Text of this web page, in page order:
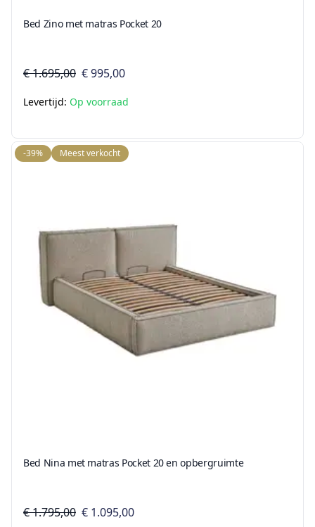
Bed Zino met matras Pocket 20
€ 1.695,00 € 995,00
Levertijd: Op voorraad
-39% Meest verkocht
Bed Nina met matras Pocket 20 en opbergruimte
€ 1.795,00 € 1.095,00